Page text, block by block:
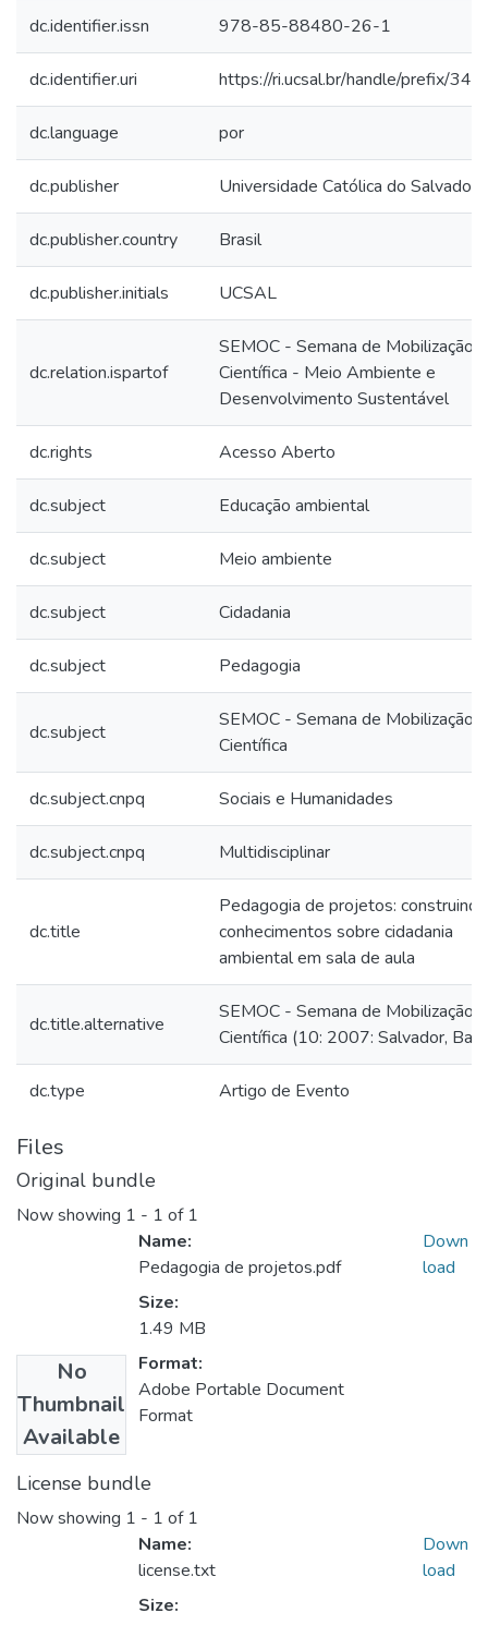
dc.identifier.issn 978-85-88480-26-1
dc.identifier.uri https://ri.ucsal.br/handle/prefix/
dc.language por
dc.publisher Universidade Católica do Salvador
dc.publisher.country Brasil
dc.publisher.initials UCSAL
dc.relation.ispartof
SEMOC - Semana de Mobilização
Científica - Meio Ambiente e
Desenvolvimento Sustentável
dc.rights Acesso Aberto
dc.subject Educação ambiental
dc.subject Meio ambiente
dc.subject Cidadania
dc.subject Pedagogia
dc.subject
SEMOC - Semana de Mobilização
Científica
dc.subject.cnpq Sociais e Humanidades
dc.subject.cnpq Multidisciplinar
dc.title
Pedagogia de projetos: construindo
conhecimentos sobre cidadania
ambiental em sala de aula
dc.title.alternative
SEMOC - Semana de Mobilização
Científica (10: 2007: Salvador, Ba)
dc.type Artigo de Evento
Files
Original bundle
Now showing 1 - 1 of 1
No
Thumbnail
Available
Name:
Pedagogia de projetos.pdf
Size:
1.49 MB
Format:
Adobe Portable Document
Format
Down
load
License bundle
Now showing 1 - 1 of 1
Name:
license.txt
Size:
Down
load